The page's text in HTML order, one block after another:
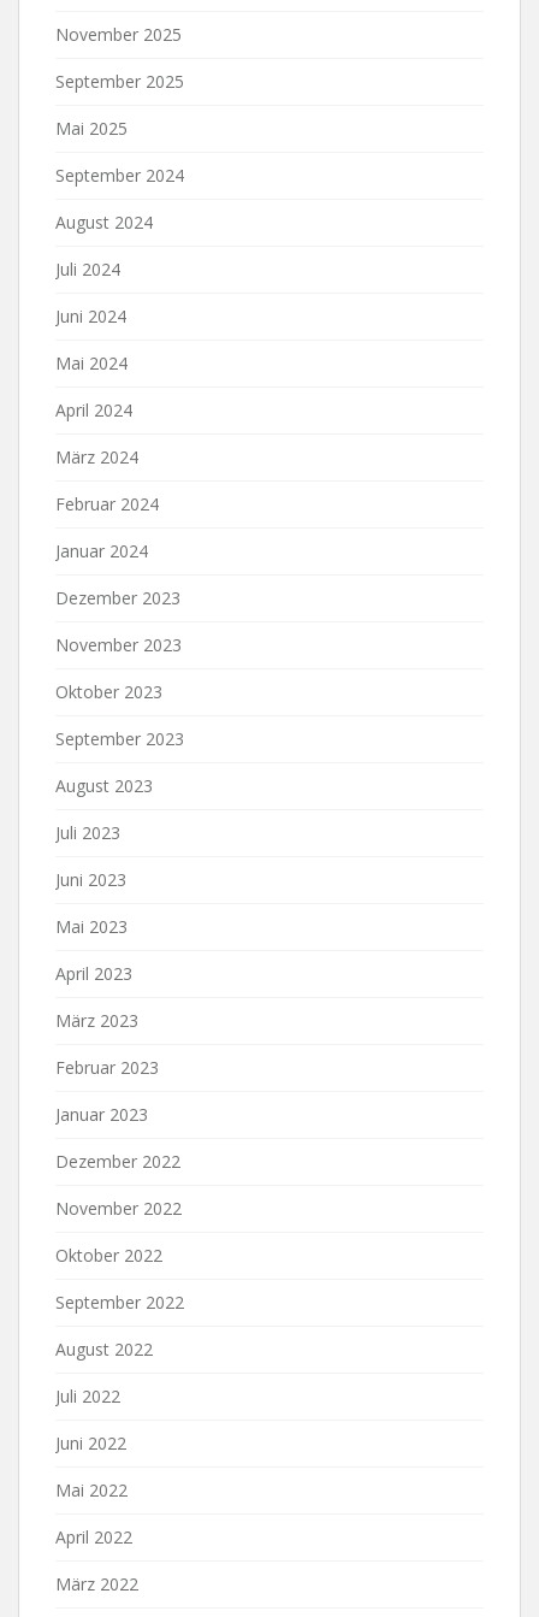
November 2025
September 2025
Mai 2025
September 2024
August 2024
Juli 2024
Juni 2024
Mai 2024
April 2024
März 2024
Februar 2024
Januar 2024
Dezember 2023
November 2023
Oktober 2023
September 2023
August 2023
Juli 2023
Juni 2023
Mai 2023
April 2023
März 2023
Februar 2023
Januar 2023
Dezember 2022
November 2022
Oktober 2022
September 2022
August 2022
Juli 2022
Juni 2022
Mai 2022
April 2022
März 2022